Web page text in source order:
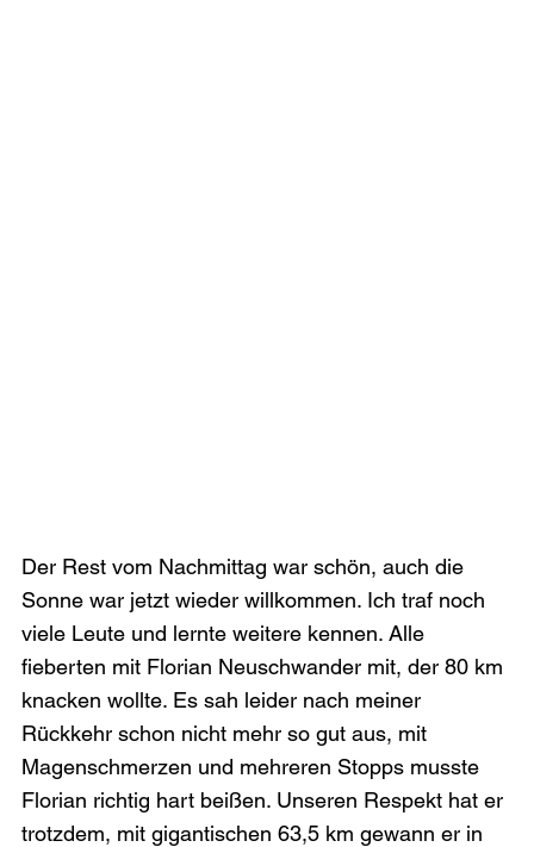
Der Rest vom Nachmittag war schön, auch die
Sonne war jetzt wieder willkommen. Ich traf noch
viele Leute und lernte weitere kennen. Alle
fieberten mit Florian Neuschwander mit, der 80 km
knacken wollte. Es sah leider nach meiner
Rückkehr schon nicht mehr so gut aus, mit
Magenschmerzen und mehreren Stopps musste
Florian richtig hart beißen. Unseren Respekt hat er
trotzdem, mit gigantischen 63,5 km gewann er in